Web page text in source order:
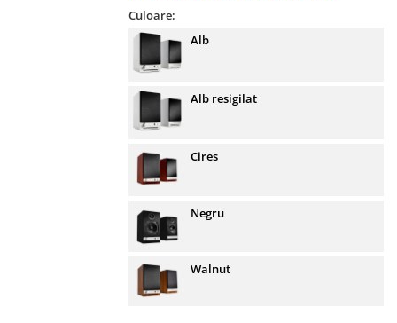
Culoare:
Alb
Alb resigilat
Cires
Negru
Walnut